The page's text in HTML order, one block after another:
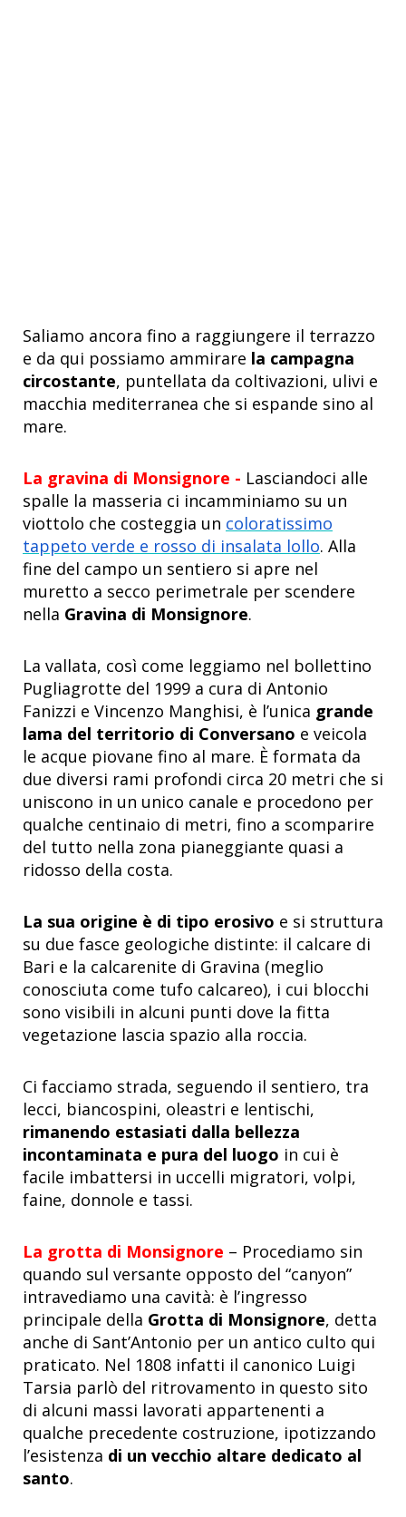
Saliamo ancora fino a raggiungere il terrazzo
e da qui possiamo ammirare la campagna
circostante, puntellata da coltivazioni, ulivi e
macchia mediterranea che si espande sino al
mare.
La gravina di Monsignore - Lasciandoci alle
spalle la masseria ci incamminiamo su un
viottolo che costeggia un coloratissimo
tappeto verde e rosso di insalata lollo. Alla
fine del campo un sentiero si apre nel
muretto a secco perimetrale per scendere
nella Gravina di Monsignore.
La vallata, così come leggiamo nel bollettino
Pugliagrotte del 1999 a cura di Antonio
Fanizzi e Vincenzo Manghisi, è l’unica grande
lama del territorio di Conversano e veicola
le acque piovane fino al mare. È formata da
due diversi rami profondi circa 20 metri che si
uniscono in un unico canale e procedono per
qualche centinaio di metri, fino a scomparire
del tutto nella zona pianeggiante quasi a
ridosso della costa.
La sua origine è di tipo erosivo e si struttura
su due fasce geologiche distinte: il calcare di
Bari e la calcarenite di Gravina (meglio
conosciuta come tufo calcareo), i cui blocchi
sono visibili in alcuni punti dove la fitta
vegetazione lascia spazio alla roccia.
Ci facciamo strada, seguendo il sentiero, tra
lecci, biancospini, oleastri e lentischi,
rimanendo estasiati dalla bellezza
incontaminata e pura del luogo in cui è
facile imbattersi in uccelli migratori, volpi,
faine, donnole e tassi.
La grotta di Monsignore – Procediamo sin
quando sul versante opposto del “canyon”
intravediamo una cavità: è l’ingresso
principale della Grotta di Monsignore, detta
anche di Sant’Antonio per un antico culto qui
praticato. Nel 1808 infatti il canonico Luigi
Tarsia parlò del ritrovamento in questo sito
di alcuni massi lavorati appartenenti a
qualche precedente costruzione, ipotizzando
l’esistenza di un vecchio altare dedicato al
santo.